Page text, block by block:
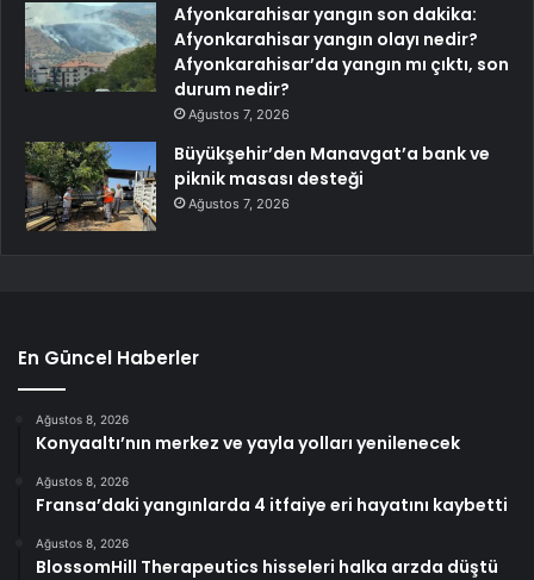
Afyonkarahisar yangın son dakika:
Afyonkarahisar yangın olayı nedir?
Afyonkarahisar’da yangın mı çıktı, son
durum nedir?
Ağustos 7, 2026
Büyükşehir’den Manavgat’a bank ve
piknik masası desteği
Ağustos 7, 2026
En Güncel Haberler
Ağustos 8, 2026
Konyaaltı’nın merkez ve yayla yolları yenilenecek
Ağustos 8, 2026
Fransa’daki yangınlarda 4 itfaiye eri hayatını kaybetti
Ağustos 8, 2026
BlossomHill Therapeutics hisseleri halka arzda düştü